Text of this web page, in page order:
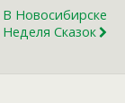
Новосибирске
Сказок